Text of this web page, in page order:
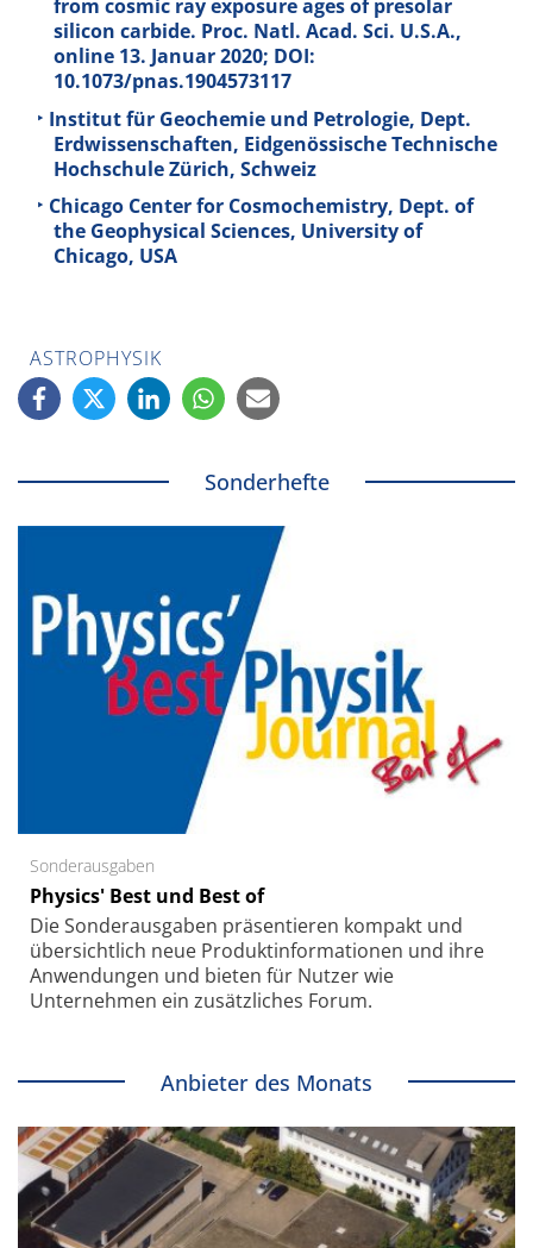
from cosmic ray exposure ages of presolar
silicon carbide. Proc. Natl. Acad. Sci. U.S.A.,
online 13. Januar 2020; DOI:
10.1073/pnas.1904573117
Institut für Geochemie und Petrologie, Dept.
Erdwissenschaften, Eidgenössische Technische
Hochschule Zürich, Schweiz
Chicago Center for Cosmochemistry, Dept. of
the Geophysical Sciences, University of
Chicago, USA
ASTROPHYSIK
Sonderhefte
Sonderausgaben
Physics' Best und Best of
Die Sonder­ausgaben präsentieren kompakt und
übersichtlich neue Produkt­informationen und ihre
Anwendungen und bieten für Nutzer wie
Unternehmen ein zusätzliches Forum.
Anbieter des Monats